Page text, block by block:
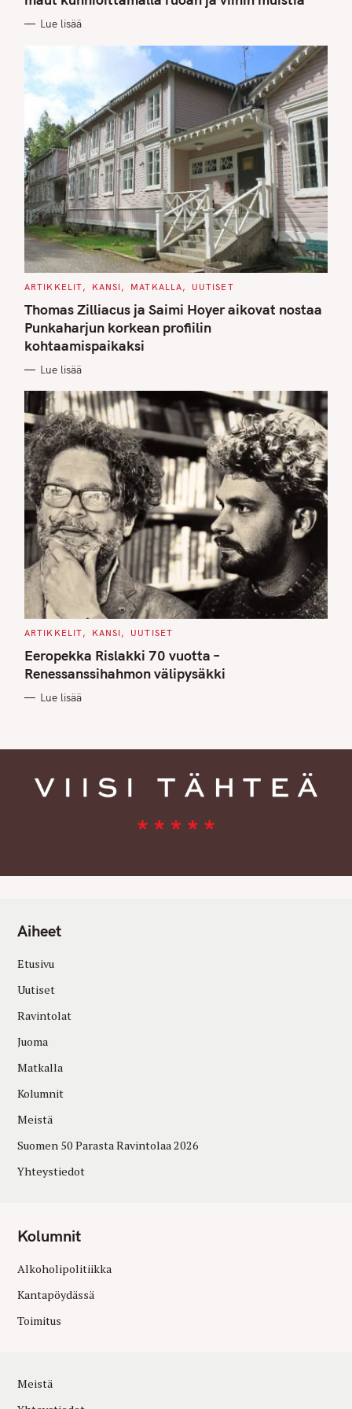
O
I
Lue lisää
C
T
E
G
O
R
I
S
ARTIKKELIT KANSI MATKALLA UUTISET
Thomas Zilliacus ja Saimi Hoyer aikovat nostaa
Punkaharjun korkean profiilin
kohtaamispaikaksi
Lue lisää
C
T
E
G
O
I
ARTIKKELIT KANSI UUTISET
Eeropekka Rislakki 70 vuotta –
Renessanssihahmon välipysäkki
Lue lisää
Aiheet
Etusivu
Uutiset
Ravintolat
Juoma
Matkalla
Kolumnit
Meistä
Suomen 50 Parasta Ravintolaa 2026
Yhteystiedot
Kolumnit
Alkoholipolitiikka
Kantapöydässä
Toimitus
Meistä